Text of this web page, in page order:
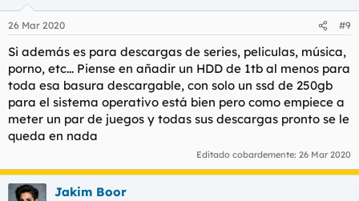
e
s
:
26 Mar 2020 #9
Si además es para descargas de series, peliculas, música,
porno, etc... Piense en añadir un HDD de 1tb al menos para
toda esa basura descargable, con solo un ssd de 250gb
para el sistema operativo está bien pero como empiece a
meter un par de juegos y todas sus descargas pronto se le
queda en nada
Editado cobardemente: 26 Mar 2020
Jakim Boor